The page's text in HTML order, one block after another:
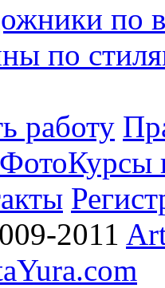
по
по
работу
ФотоКурсы
2011